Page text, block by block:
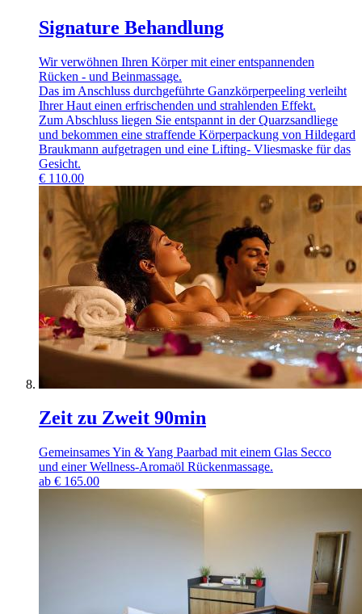
Signature Behandlung
Wir verwöhnen Ihren Körper mit einer entspannenden
Rücken - und Beinmassage.
Das im Anschluss durchgeführte Ganzkörperpeeling verleiht
Ihrer Haut einen erfrischenden und strahlenden Effekt.
Zum Abschluss liegen Sie entspannt in der Quarzsandliege
und bekommen eine straffende Körperpackung von Hildegard
Braukmann aufgetragen und eine Lifting- Vliesmaske für das
Gesicht.
€ 110.00
Zeit zu Zweit 90min
Gemeinsames Yin & Yang Paarbad mit einem Glas Secco
und einer Wellness-Aromaöl Rückenmassage.
ab € 165.00